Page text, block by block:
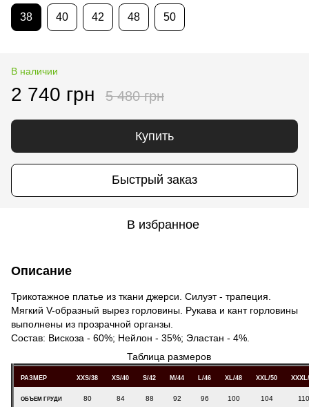
38 40 42 48 50
В наличии
2 740 грн 5 480 грн
Купить
Быстрый заказ
В избранное
Описание
Трикотажное платье из ткани джерси. Силуэт - трапеция.
Мягкий V-образный вырез горловины. Рукава и кант горловины
выполнены из прозрачной органзы.
Состав: Вискоза - 60%; Нейлон - 35%; Эластан - 4%.
Таблица размеров
РАЗМЕР XXS/38 XS/40 S/42 M/44 L/46 XL/48 XXL/50
ОБЪЕМ ГРУДИ 80 84 88 92 96 100 104 110